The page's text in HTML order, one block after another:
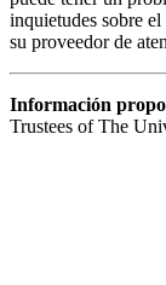
inquietudes sobre
su proveedor de
Información
Trustees of The